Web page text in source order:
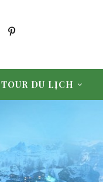
TOUR DU LỊCH